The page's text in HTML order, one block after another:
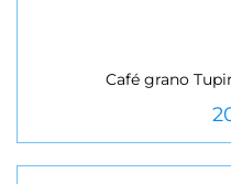
Café grano